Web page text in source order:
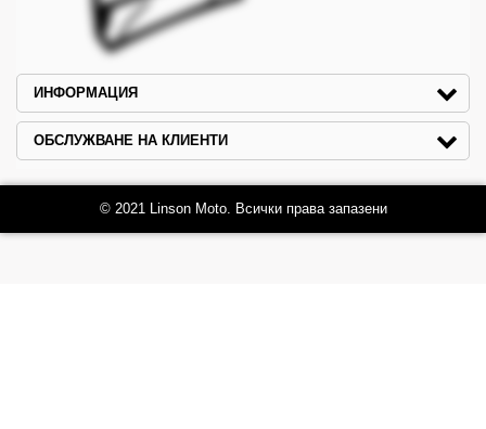
ИНФОРМАЦИЯ
ОБСЛУЖВАНЕ НА КЛИЕНТИ
© 2021 Linson Moto. Всички права запазени